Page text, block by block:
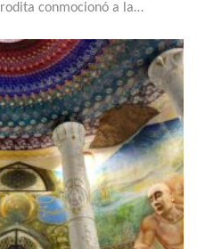
conmocionó a la…